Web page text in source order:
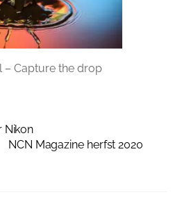
– Capture the drop
Nikon
NCN Magazine herfst 2020